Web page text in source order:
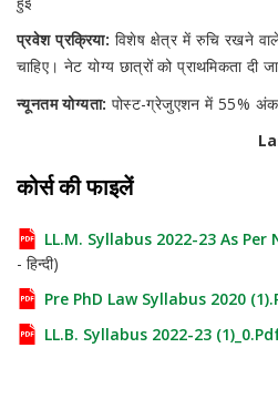
प्रवेश प्रक्रिया: विशेष क्षेत्र में रुचि रखने
चाहिए। नेट योग्य छात्रों को प्राथमिकता दी
न्यूनतम योग्यता: पोस्ट-ग्रेजुएशन में 55% अंक
कोर्स की फाइलें
LL.M. Syllabus 2022-23 As Per
- हिन्दी)
Pre PhD Law Syllabus 2020
LL.B. Syllabus 2022-23